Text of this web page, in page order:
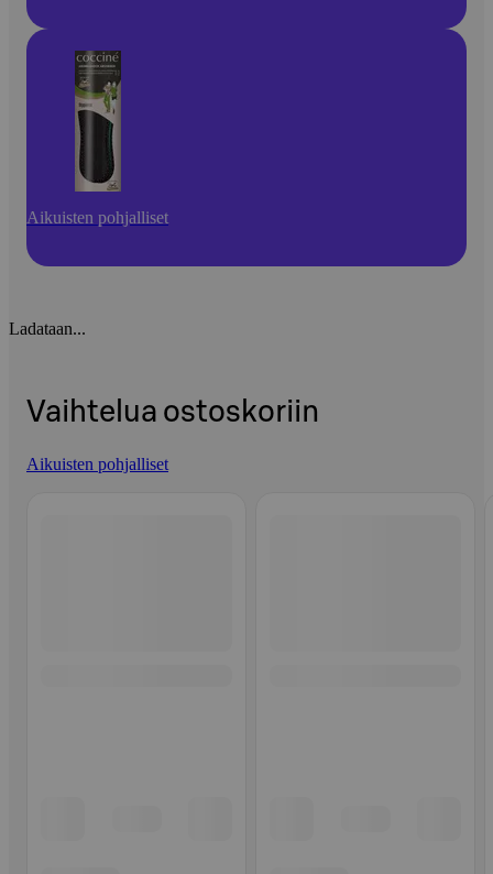
Aikuisten pohjalliset
Ladataan...
Vaihtelua ostoskoriin
Aikuisten pohjalliset